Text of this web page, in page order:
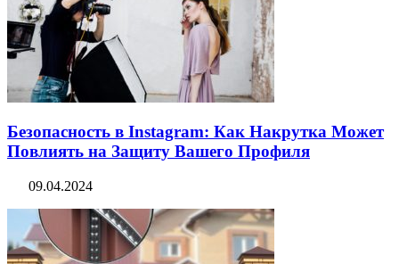
Безопасность в Instagram: Как Накрутка Может
Повлиять на Защиту Вашего Профиля
09.04.2024